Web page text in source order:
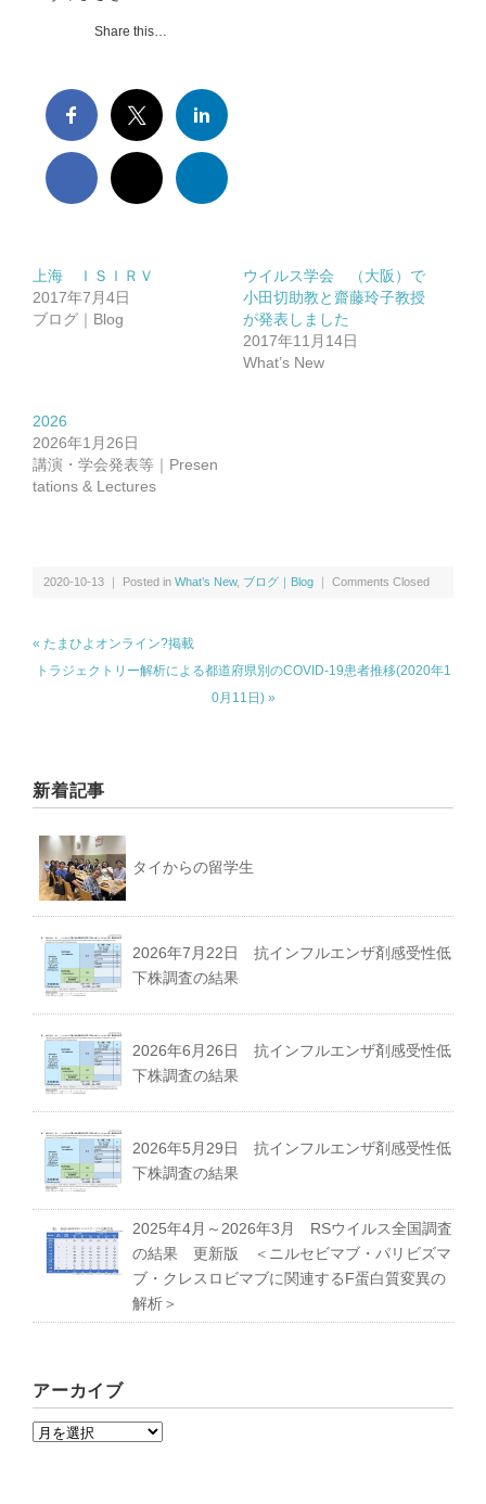
Share this…
上海 ＩＳＩＲＶ
2017年7月4日
ブログ｜Blog
ウイルス学会 （大阪）で
小田切助教と齋藤玲子教授
が発表しました
2017年11月14日
What’s New
2026
2026年1月26日
講演・学会発表等｜Presen
tations & Lectures
2020-10-13 ｜ Posted in What’s New, ブログ｜Blog Comments Closed
« たまひよオンライン?掲載
トラジェクトリー解析による都道府県別のCOVID-19患者推移(2020年1
0月11日) »
新着記事
タイからの留学生
2026年7月22日 抗インフルエンザ剤感受性低
下株調査の結果
2026年6月26日 抗インフルエンザ剤感受性低
下株調査の結果
2026年5月29日 抗インフルエンザ剤感受性低
下株調査の結果
2025年4月～2026年3月 RSウイルス全国調査
の結果 更新版 ＜ニルセビマブ・パリビズマ
ブ・クレスロビマブに関連するF蛋白質変異の
解析＞
アーカイブ